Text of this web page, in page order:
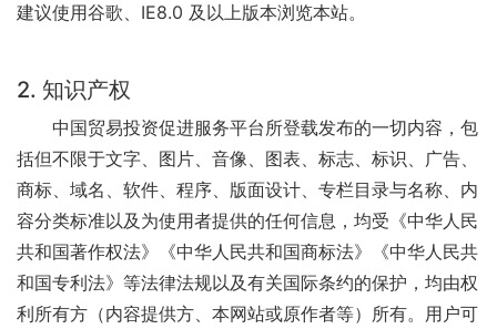
建议使用谷歌、IE8.0 及以上版本浏览本站。
2. 知识产权
中国贸易投资促进服务平台所登载发布的一切内容，包
括但不限于文字、图片、音像、图表、标志、标识、广告、
商标、域名、软件、程序、版面设计、专栏目录与名称、内
容分类标准以及为使用者提供的任何信息，均受《中华人民
共和国著作权法》《中华人民共和国商标法》《中华人民共
和国专利法》等法律法规以及有关国际条约的保护，均由权
利所有方（内容提供方、本网站或原作者等）所有。用户可